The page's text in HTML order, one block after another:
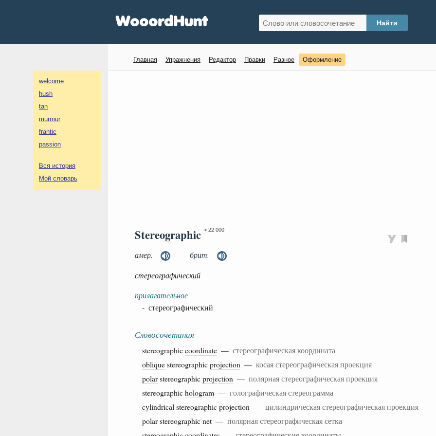
welcome
hush
tan
murmur
frantic
passion
Вся история
Мой словарь
Главная Упражнения Редактор Правки Разное Оформление
Stereographic > 22 000
амер.
брит.
стереографический
прилагательное
- стереографический
Словосочетания
stereographiccoordinate — стереографическая координата
obliquestereographicprojection — косая стереографическая проекция
polarstereographicprojection — полярная стереографическая проекция
stereographichologram — голографическая стереограмма
cylindrical stereographicprojection — цилиндрическая стереографическая проекция
polarstereographic net — полярная стереографическая сетка